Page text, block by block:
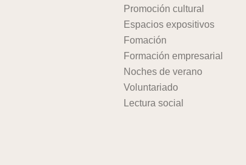
Promoción cultural
Espacios expositivos
Fomación
Formación empresarial
Noches de verano
Voluntariado
Lectura social